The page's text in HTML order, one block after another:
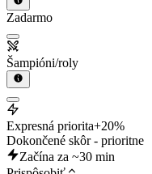
Zadarmo
Šampióni/roly
Expresná priorita+20%
Dokončené skôr - prioritne
Začína za ~30 min